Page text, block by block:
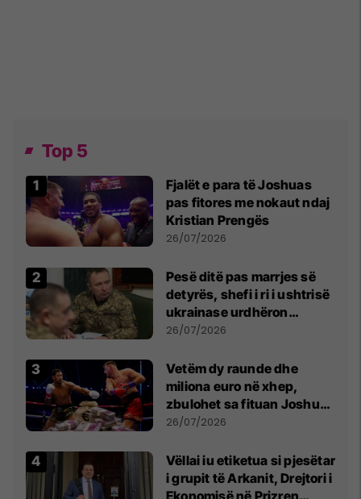
Top 5
Fjalët e para të Joshuas
pas fitores me nokaut ndaj
Kristian Prengës
26/07/2026
Pesë ditë pas marrjes së
detyrës, shefi i ri i ushtrisë
ukrainase urdhëron
kontroll të madh
26/07/2026
Vetëm dy raunde dhe
miliona euro në xhep,
zbulohet sa fituan Joshua
e Prenga
26/07/2026
Vëllai iu etiketua si pjesëtar
i grupit të Arkanit, Drejtori i
Ekonomisë në Prizren